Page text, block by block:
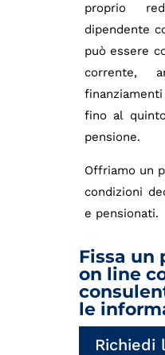
proprio
dipendente
può essere
corrente,
fino al
pensione.
Offriamo un
condizioni
e pensionati.
Fissa un
on line
le
Richiedi